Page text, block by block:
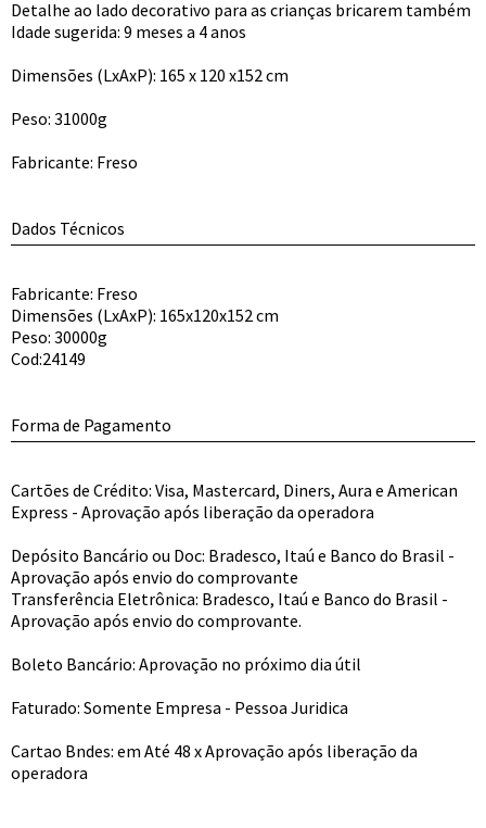
Detalhe ao lado decorativo para as crianças bricarem também
Idade sugerida: 9 meses a 4 anos
Dimensões (LxAxP): 165 x 120 x152 cm
Peso: 31000g
Fabricante: Freso
Dados Técnicos
Fabricante: Freso
Dimensões (LxAxP): 165x120x152 cm
Peso: 30000g
Cod:24149
Forma de Pagamento
Cartões de Crédito: Visa, Mastercard, Diners, Aura e American
Express - Aprovação após liberação da operadora
Depósito Bancário ou Doc: Bradesco, Itaú e Banco do Brasil -
Aprovação após envio do comprovante
Transferência Eletrônica: Bradesco, Itaú e Banco do Brasil -
Aprovação após envio do comprovante.
Boleto Bancário: Aprovação no próximo dia útil
Faturado: Somente Empresa - Pessoa Juridica
Cartao Bndes: em Até 48 x Aprovação após liberação da
operadora